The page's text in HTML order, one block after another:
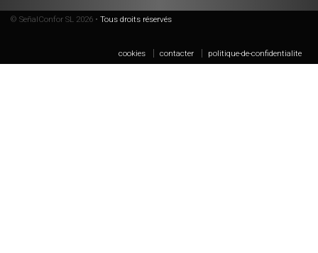
© SeñalConfor SL 2026 • Tous droits réservés
cookies contacter politique-de-confidentialite